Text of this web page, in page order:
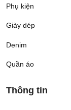
Phụ kiện
Giày dép
Denim
Quần áo
Thông tin